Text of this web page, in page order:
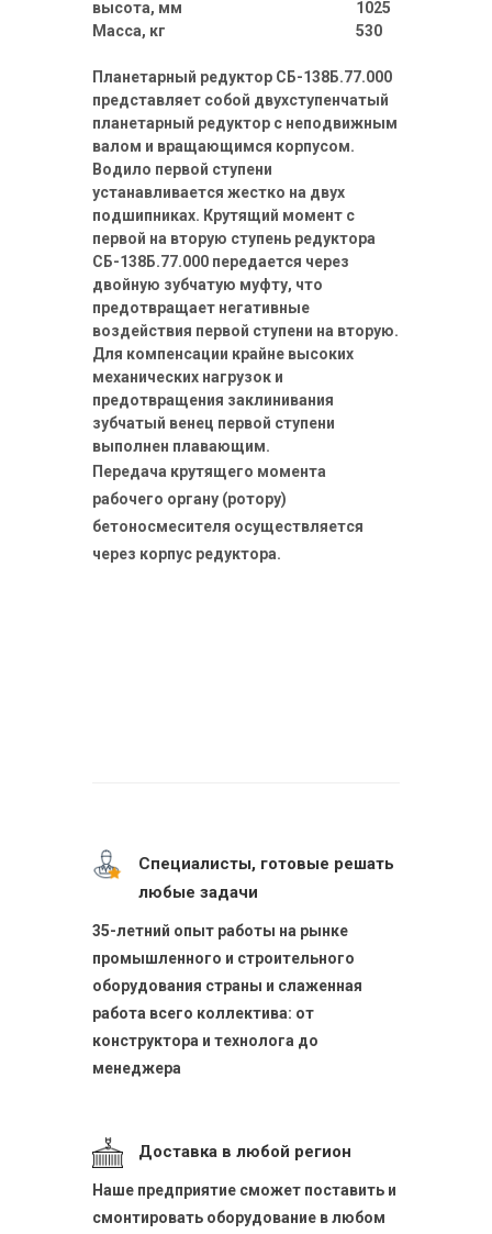
высота, мм
1025
Масса, кг
530
Планетарный редуктор СБ-138Б.77.000
представляет собой двухступенчатый
планетарный редуктор с неподвижным
валом и вращающимся корпусом.
Водило первой ступени
устанавливается жестко на двух
подшипниках. Крутящий момент с
первой на вторую ступень редуктора
СБ-138Б.77.000 передается через
двойную зубчатую муфту, что
предотвращает негативные
воздействия первой ступени на вторую.
Для компенсации крайне высоких
механических нагрузок и
предотвращения заклинивания
зубчатый венец первой ступени
выполнен плавающим.
Передача крутящего момента
рабочего органу (ротору)
бетоносмесителя осуществляется
через корпус редуктора.
Специалисты, готовые решать
любые задачи
35-летний опыт работы на рынке
промышленного и строительного
оборудования страны и слаженная
работа всего коллектива: от
конструктора и технолога до
менеджера
Доставка в любой регион
Наше предприятие сможет поставить и
смонтировать оборудование в любом